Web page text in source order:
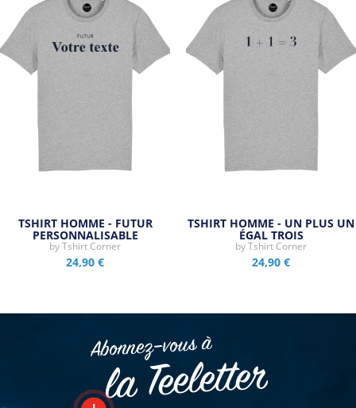
TSHIRT HOMME - FUTUR
PERSONNALISABLE
byTshirt Corner
24,90 €
TSHIRT HOMME - UN PLUS UN
ÉGAL TROIS
byTshirt Corner
24,90 €
Abonnez–vous à
la Teeletter